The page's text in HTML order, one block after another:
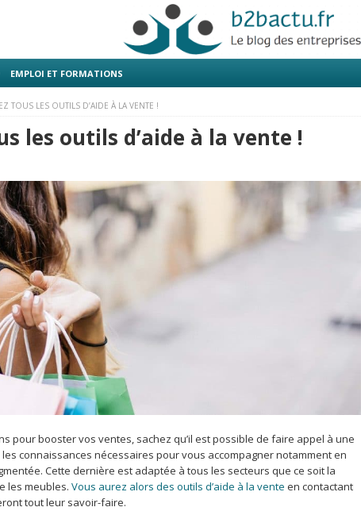
EMPLOI ET FORMATIONS
TOUS LES OUTILS D’AIDE À LA VENTE !
les outils d’aide à la vente !
pour booster vos ventes, sachez qu’il est possible de faire appel à une
connaissances nécessaires pour vous accompagner notamment en
Cette dernière est adaptée à tous les secteurs que ce soit la
les meubles. Vous aurez alors des outils d’aide à la vente en contactant
tout leur savoir-faire.